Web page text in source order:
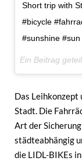
Short trip with
#bicycle
#sunshine
Das Leihkonzept
Stadt. Die
Art der
städteabhängig
die LIDL-BIKEs